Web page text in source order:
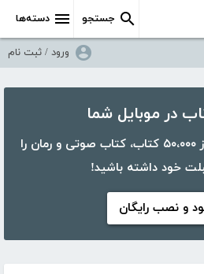
دسته‌ها جستجو
ورود / ثبت نام
با اپلیکیشن کتابراه، بیش از ۵۰،۰۰۰ کتاب، کتاب صوتی و رمان را
خود داشته باشید!
و نصب رایگان